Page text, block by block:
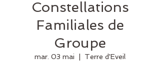
Constellations
Familiales de
Groupe
mar. 03 mai Terre d'Eveil